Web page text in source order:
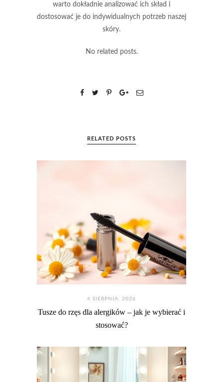
warto dokładnie analizować ich skład i
dostosować je do indywidualnych potrzeb naszej
skóry.
No related posts.
RELATED POSTS
4 SIERPNIA. 2026
Tusze do rzęs dla alergików – jak je wybierać i
stosować?